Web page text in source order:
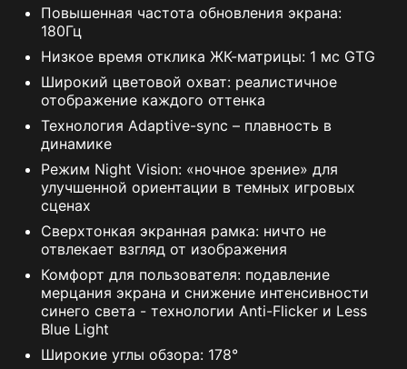
Повышенная частота обновления экрана:
180Гц
Низкое время отклика ЖК-матрицы: 1 мс GTG
Широкий цветовой охват: реалистичное
отображение каждого оттенка
Технология Adaptive-sync – плавность в
динамике
Режим Night Vision: «ночное зрение» для
улучшенной ориентации в темных игровых
сценах
Сверхтонкая экранная рамка: ничто не
отвлекает взгляд от изображения
Комфорт для пользователя: подавление
мерцания экрана и снижение интенсивности
синего света - технологии Anti-Flicker и Less
Blue Light
Широкие углы обзора: 178°